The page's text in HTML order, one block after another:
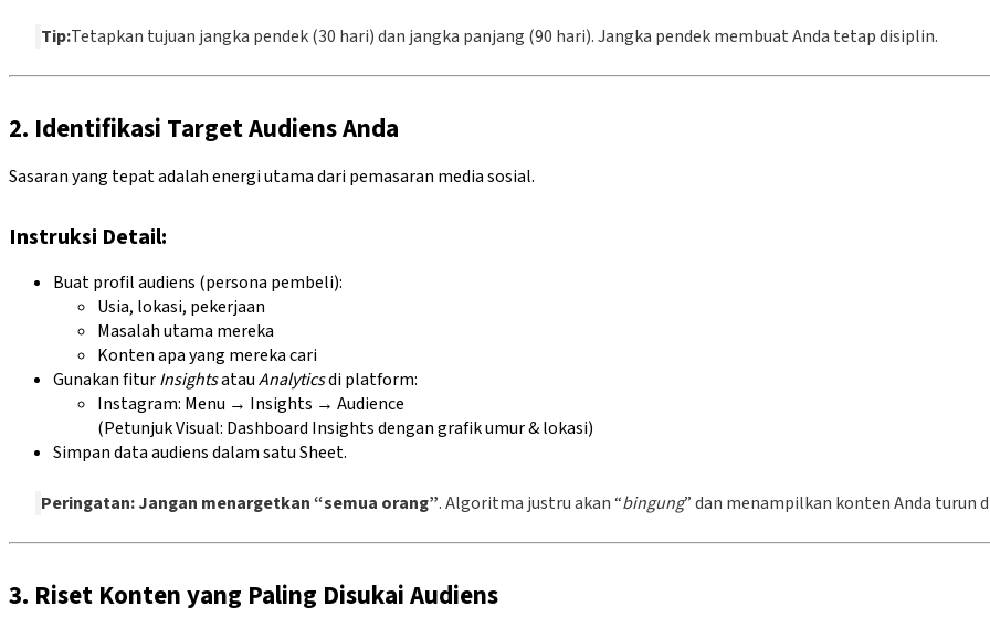
Tip:Tetapkan tujuan jangka pendek (30 hari) dan jangka panjang (90 hari). Jangka pendek membuat Anda tetap disiplin.
2. Identifikasi Target Audiens Anda
Sasaran yang tepat adalah energi utama dari pemasaran media sosial.
Instruksi Detail:
Buat profil audiens (persona pembeli):
Usia, lokasi, pekerjaan
Masalah utama mereka
Konten apa yang mereka cari
Gunakan fiturInsightsatauAnalyticsdi platform:
Instagram: Menu → Insights → Audience
(Petunjuk Visual: Dashboard Insights dengan grafik umur & lokasi)
Simpan data audiens dalam satu Sheet.
Peringatan:Jangan menargetkan “semua orang”. Algoritma justru akan “bingung” dan menampilkan konten Anda turun
3. Riset Konten yang Paling Disukai Audiens